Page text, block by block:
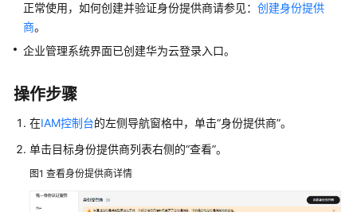
用
户
指
使
用
必
读
正常使用，如何创建并验证身份提供商请参见： 创建身份提供
商。
企业管理系统界面已创建华为云登录入口。
操作步骤
在IAM控制台的左侧导航窗格中，单击“身份提供商”。
单击目标身份提供商列表右侧的“查看”。
图1 查看身份提供商详情